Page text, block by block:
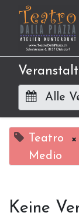
Alle
Teatro
Medio
×
Keine